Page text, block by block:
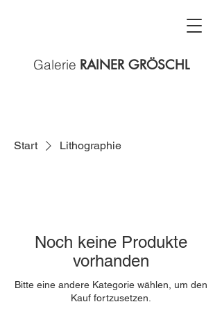
Galerie RAINER GRÖSCHL
Start Lithographie
Noch keine Produkte
vorhanden
Bitte eine andere Kategorie wählen, um den
Kauf fortzusetzen.